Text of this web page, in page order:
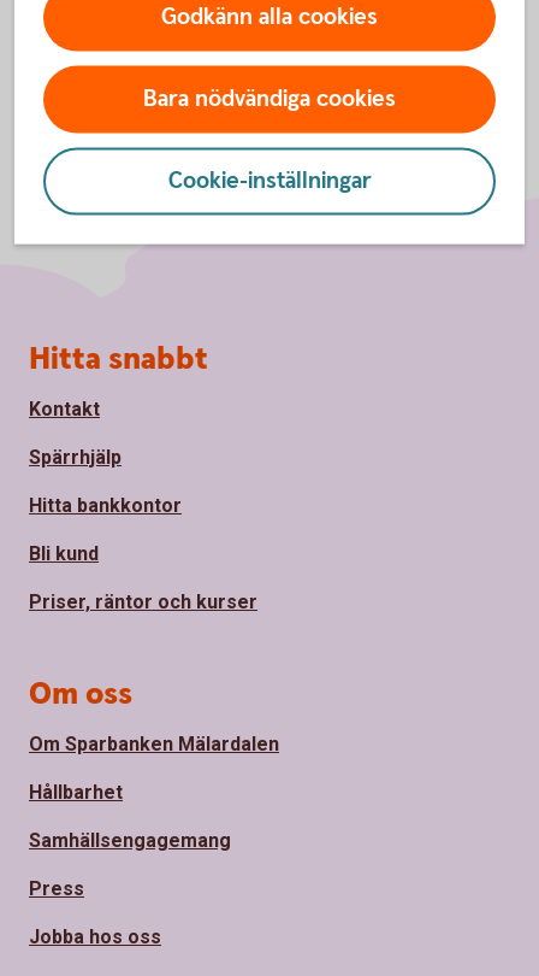
Godkänn alla cookies
Bara nödvändiga cookies
Cookie-inställningar
Sidfot
Hitta snabbt
Kontakt
Spärrhjälp
Hitta bankkontor
Bli kund
Priser, räntor och kurser
Om oss
Om Sparbanken Mälardalen
Hållbarhet
Samhällsengagemang
Press
Jobba hos oss